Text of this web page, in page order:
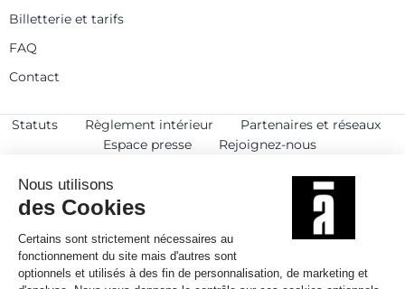
Billetterie et tarifs
FAQ
Contact
Statuts Règlement intérieur
Partenaires et réseaux
Espace presse
Rejoignez-nous